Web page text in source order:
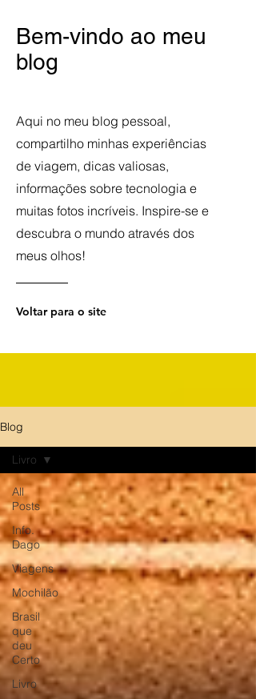
Bem-vindo ao meu
blog
Aqui no meu blog pessoal,
compartilho minhas experiências
de viagem, dicas valiosas,
informações sobre tecnologia e
muitas fotos incríveis. Inspire-se e
descubra o mundo através dos
meus olhos!
Voltar para o site
Blog
All
Posts
Info.
Dago
Viagens
Mochilão
Brasil
que
deu
Certo
Livro
Livro